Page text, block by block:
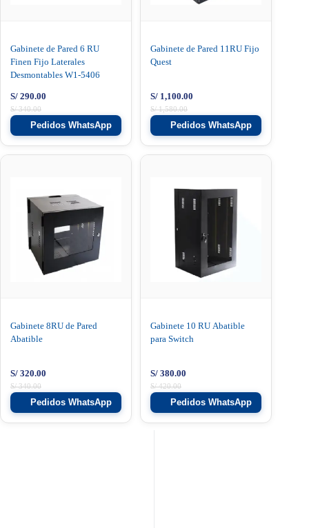
Gabinete de Pared 6 RU
Finen Fijo Laterales
Desmontables W1-5406
S/340.00
S/ 290.00
Pedidos WhatsApp
Gabinete de Pared 11RU Fijo
Quest
S/1,580.00
S/ 1,100.00
Pedidos WhatsApp
Gabinete 8RU de Pared
Abatible
S/340.00
S/ 320.00
Pedidos WhatsApp
Gabinete 10 RU Abatible
para Switch
S/420.00
S/ 380.00
Pedidos WhatsApp